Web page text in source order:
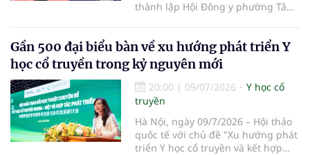
thành lập Hội Đông y phường Tân
kiện toàn tổ chức Hội Đông y tại cơ
sở, góp phần phát huy vai trò y học
cổ truyền trong chăm sóc sức khỏe
nhân dân.
Gần 500 đại biểu bàn về xu hướng phát triển Y
học cổ truyền trong kỷ nguyên mới
20:00 | 09/07/2026
Y học cổ
truyền
Hà Nội, ngày 09/7/2026 – Hội thảo
quốc tế với chủ đề "Xu hướng phát
triển Y học cổ truyền và kết hợp